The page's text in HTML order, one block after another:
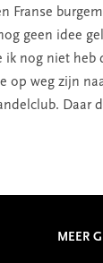
Franse
geen idee
ik nog niet heb
op weg zijn
Daar
MEER